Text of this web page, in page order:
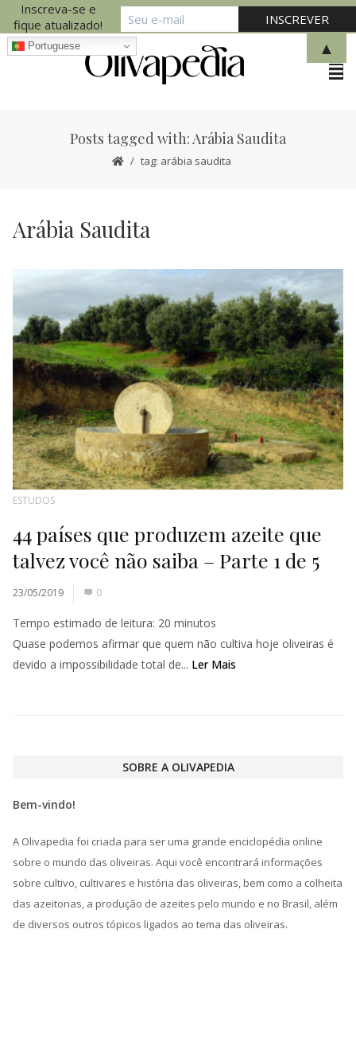
Posts tagged with: Arábia Saudita
tag: arábia saudita
Arábia Saudita
ESTUDOS
44 países que produzem azeite que
talvez você não saiba – Parte 1 de 5
23/05/2019 0
Tempo estimado de leitura: 20 minutos
Quase podemos afirmar que quem não cultiva hoje oliveiras é
devido a impossibilidade total de... Ler Mais
SOBRE A OLIVAPEDIA
Bem-vindo!
A Olivapedia foi criada para ser uma grande enciclopédia online
sobre o mundo das oliveiras. Aqui você encontrará informações
sobre cultivo, cultivares e história das oliveiras, bem como a colheita
das azeitonas, a produção de azeites pelo mundo e no Brasil, além
de diversos outros tópicos ligados ao tema das oliveiras.
Inscreva-se e
fique atualizado!
▲
Portuguese